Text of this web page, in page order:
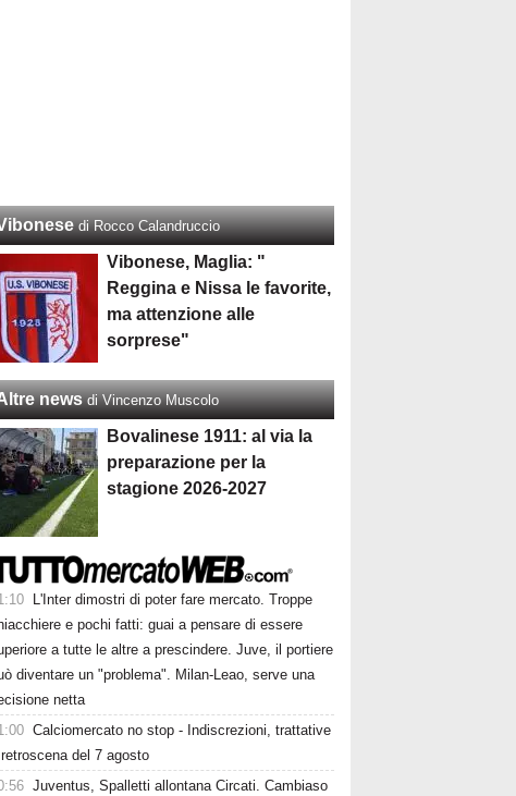
di Rocco Calandruccio
Vibonese, Maglia: "
Reggina e Nissa le favorite,
ma attenzione alle
sorprese"
news di Vincenzo Muscolo
Bovalinese 1911: al via la
preparazione per la
stagione 2026-2027
L'Inter dimostri di poter fare mercato. Troppe
e pochi fatti: guai a pensare di essere
a tutte le altre a prescindere. Juve, il portiere
diventare un "problema". Milan-Leao, serve una
netta
Calciomercato no stop - Indiscrezioni, trattative
del 7 agosto
Juventus, Spalletti allontana Circati. Cambiaso